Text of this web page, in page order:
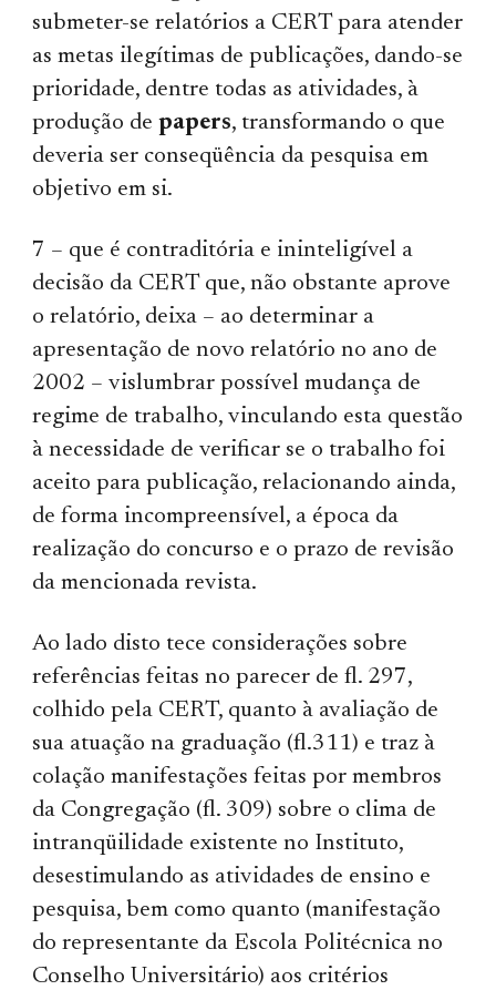
submeter-se relatórios a CERT para atender
as metas ilegítimas de publicações, dando-se
prioridade, dentre todas as atividades, à
produção depapers, transformando o que
deveria ser conseqüência da pesquisa em
objetivo em si.
7 – que é contraditória e ininteligível a
decisão da CERT que, não obstante aprove
o relatório, deixa – ao determinar a
apresentação de novo relatório no ano de
2002 – vislumbrar possível mudança de
regime de trabalho, vinculando esta questão
à necessidade de verificar se o trabalho foi
aceito para publicação, relacionando ainda,
de forma incompreensível, a época da
realização do concurso e o prazo de revisão
da mencionada revista.
Ao lado disto tece considerações sobre
referências feitas no parecer de fl. 297,
colhido pela CERT, quanto à avaliação de
sua atuação na graduação (fl.311) e traz à
colação manifestações feitas por membros
da Congregação (fl. 309) sobre o clima de
intranqüilidade existente no Instituto,
desestimulando as atividades de ensino e
pesquisa, bem como quanto (manifestação
do representante da Escola Politécnica no
Conselho Universitário) aos critérios